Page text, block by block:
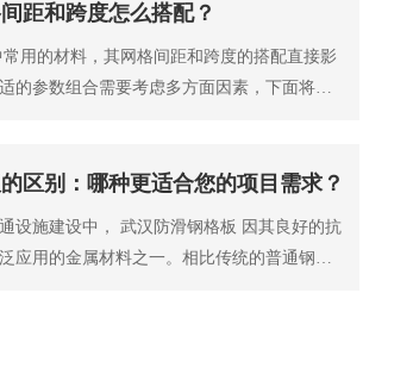
距和跨度怎么搭配？
用的材料，其网格间距和跨度的搭配直接影
的参数组合需要考虑多方面因素，下面将详
区别：哪种更适合您的项目需求？
设施建设中， 武汉防滑钢格板 因其良好的抗
应用的金属材料之一。相比传统的普通钢格